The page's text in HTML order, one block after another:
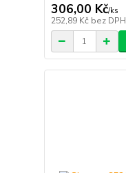
306,00 Kč/ks
252,89 Kč bez DPH